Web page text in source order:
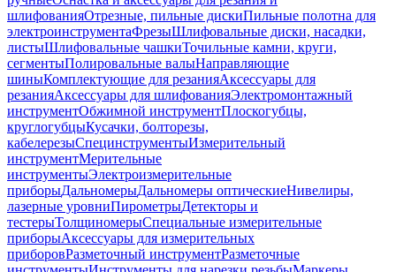
шлифованияОтрезные, пильные дискиПильные полотна для
электроинструментаФрезыШлифовальные диски, насадки,
листыШлифовальные чашкиТочильные камни, круги,
сегментыПолировальные валыНаправляющие
шиныКомплектующие для резанияАксессуары для
резанияАксессуары для шлифованияЭлектромонтажный
инструментОбжимной инструментПлоскогубцы,
круглогубцыКусачки, болторезы,
кабелерезыСпецинструментыИзмерительный
инструментМерительные
инструментыЭлектроизмерительные
приборыДальномерыДальномеры оптическиеНивелиры,
лазерные уровниПирометрыДетекторы и
тестерыТолщиномерыСпециальные измерительные
приборыАксессуары для измерительных
приборовРазметочный инструментРазметочные